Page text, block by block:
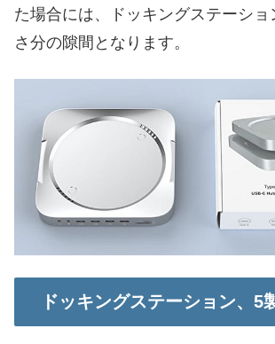
た場合には、ドッキングステーショ
さ分の隙間となります。
ドッキングステーション、5